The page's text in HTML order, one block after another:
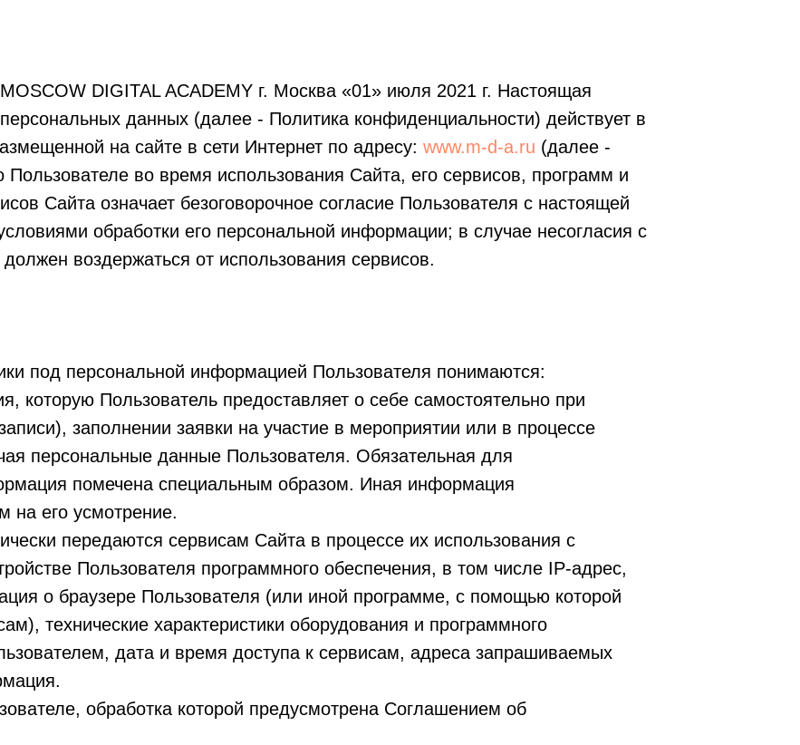
DIGITAL ACADEMY г. Москва «01» июля 2021 г. Настоящая
данных (далее - Политика конфиденциальности) действует в
на сайте в сети Интернет по адресу: www.m-d-a.ru (далее -
Пользователе во время использования Сайта, его сервисов, программ и
Сайта означает безоговорочное согласие Пользователя с настоящей
обработки его персональной информации; в случае несогласия с
воздержаться от использования сервисов.
под персональной информацией Пользователя понимаются:
которую Пользователь предоставляет о себе самостоятельно при
заполнении заявки на участие в мероприятии или в процессе
персональные данные Пользователя. Обязательная для
помечена специальным образом. Иная информация
на его усмотрение.
передаются сервисам Сайта в процессе их использования с
Пользователя программного обеспечения, в том числе IP-адрес,
о браузере Пользователя (или иной программе, с помощью которой
технические характеристики оборудования и программного
дата и время доступа к сервисам, адреса запрашиваемых
обработка которой предусмотрена Соглашением об